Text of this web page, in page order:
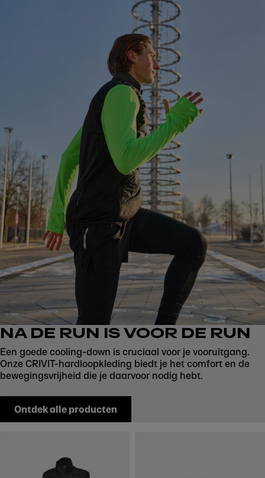
NA DE RUN IS VOOR DE RUN
Een goede cooling-down is cruciaal voor je vooruitgang.
Onze CRIVIT-hardloopkleding biedt je het comfort en de
bewegingsvrijheid die je daarvoor nodig hebt.
Ontdek alle producten